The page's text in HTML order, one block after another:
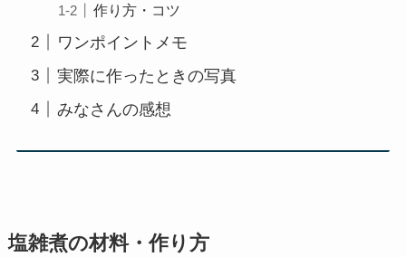
作り方・コツ
ワンポイントメモ
実際に作ったときの写真
みなさんの感想
塩雑煮の材料・作り方